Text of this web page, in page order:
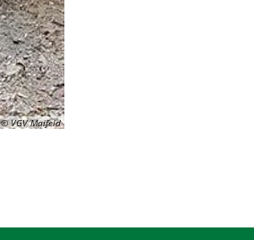
© VGV Maifeld